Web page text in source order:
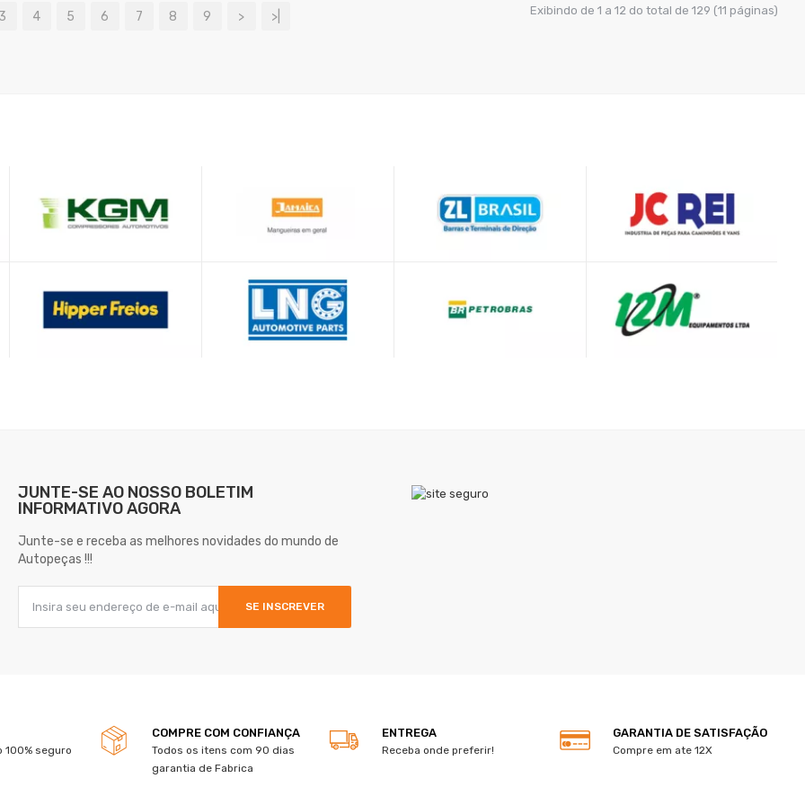
4 5 6 7 8 9 > >| Exibindo de 1 a 12 do total de 129 (11 páginas)
JUNTE-SE AO NOSSO BOLETIM
INFORMATIVO AGORA
Junte-se e receba as melhores novidades do mundo de
Autopeças !!!
SE INSCREVER
100% seguro
COMPRE COM CONFIANÇA
Todos os itens com 90 dias
garantia de Fabrica
ENTREGA
Receba onde preferir!
GARANTIA DE SATISFAÇÃO
Compre em ate 12X